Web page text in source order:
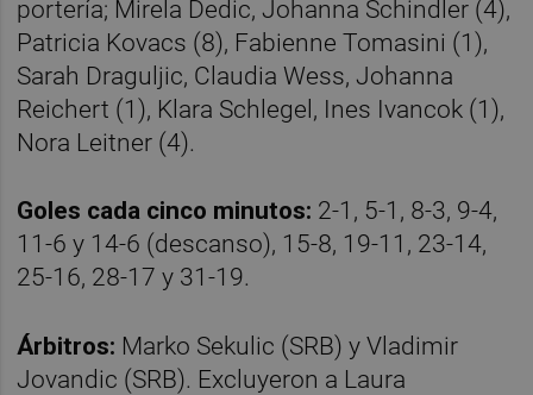
portería; Mirela Dedic, Johanna Schindler (4),
Patricia Kovacs (8), Fabienne Tomasini (1),
Sarah Draguljic, Claudia Wess, Johanna
Reichert (1), Klara Schlegel, Ines Ivancok (1),
Nora Leitner (4).
Goles cada cinco minutos: 2-1, 5-1, 8-3, 9-4,
11-6 y 14-6 (descanso), 15-8, 19-11, 23-14,
25-16, 28-17 y 31-19.
Árbitros: Marko Sekulic (SRB) y Vladimir
Jovandic (SRB). Excluyeron a Laura